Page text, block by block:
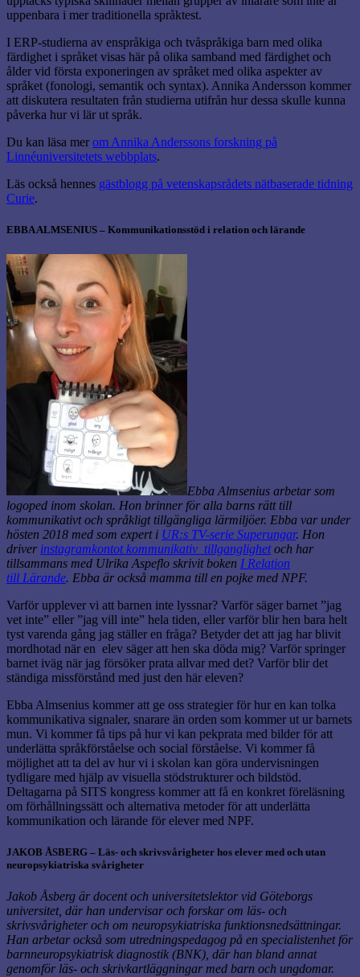
uppenbara i mer traditionella språktest.
I ERP-studierna av enspråkiga och tvåspråkiga barn med olika
färdighet i språket visas här på olika samband med färdighet och
ålder vid första exponeringen av språket med olika aspekter av
språket (fonologi, semantik och syntax). Annika Andersson kommer
att diskutera resultaten från studierna utifrån hur dessa skulle kunna
påverka hur vi lär ut språk.
Du kan läsa mer om Annika Anderssons forskning på
Linnéuniversitetets webbplats.
Läs också hennes gästblogg på vetenskapsrådets nätbaserade tidning
Curie.
EBBA ALMSENIUS – Kommunikationsstöd i relation och lärande
Ebba Almsenius arbetar som
logoped inom skolan. Hon brinner för alla barns rätt till
kommunikativt och språkligt tillgängliga lärmiljöer. Ebba var under
hösten 2018 med som expert i UR:s TV-serie Superungar. Hon
driver instagramkontot kommunikativ_tillganglighetoch har
tillsammans med Ulrika Aspeflo skrivit boken I Relation
till Lärande. Ebba är också mamma till en pojke med NPF.
Varför upplever vi att barnen inte lyssnar? Varför säger barnet ”jag
vet inte” eller ”jag vill inte” hela tiden, eller varför blir hen bara helt
tyst varenda gång jag ställer en fråga? Betyder det att jag har blivit
mordhotad när en elev säger att hen ska döda mig? Varför springer
barnet iväg när jag försöker prata allvar med det? Varför blir det
ständiga missförstånd med just den här eleven?
Ebba Almsenius kommer att ge oss strategier för hur en kan tolka
kommunikativa signaler, snarare än orden som kommer ut ur barnets
mun. Vi kommer få tips på hur vi kan pekprata med bilder för att
underlätta språkförståelse och social förståelse. Vi kommer få
möjlighet att ta del av hur vi i skolan kan göra undervisningen
tydligare med hjälp av visuella stödstrukturer och bildstöd.
Deltagarna på SITS kongress kommer att få en konkret föreläsning
om förhållningssätt och alternativa metoder för att underlätta
kommunikation och lärande för elever med NPF.
JAKOB ÅSBERG – Läs- och skrivsvårigheter hos elever med och utan
neuropsykiatriska svårigheter
Jakob Åsberg är docent och universitetslektor vid Göteborgs
universitet, där han undervisar och forskar om läs- och
skrivsvårigheter och om neuropsykiatriska funktionsnedsättningar.
Han arbetar också som utredningspedagog på en specialistenhet för
barnneuropsykiatrisk diagnostik (BNK), där han bland annat
genomför läs- och skrivkartläggningar med barn och ungdomar.